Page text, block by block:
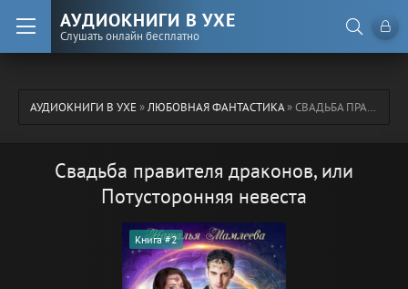
АУДИОКНИГИ В УХЕ
Слушать онлайн бесплатно
АУДИОКНИГИ В УХЕ»ЛЮБОВНАЯ ФАНТАСТИКА» СВАДЬБА ПРАВИТЕЛЯ ДРАКОНОВ, ИЛИ ПОТУСТОРОННЯЯ НЕВЕСТА
Свадьба правителя драконов, или
Потусторонняя невеста
Книга #2